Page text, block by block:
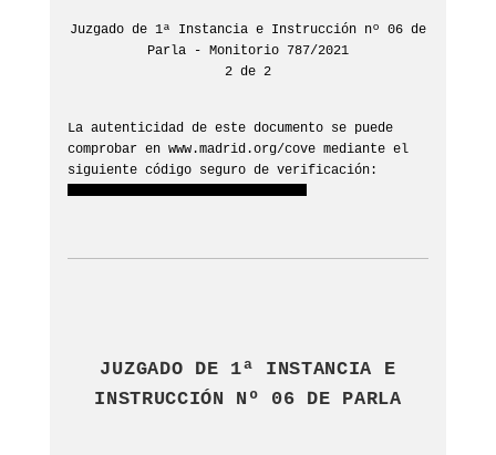
Juzgado de 1ª Instancia e Instrucción nº 06 de
Parla - Monitorio 787/2021
2 de 2
La autenticidad de este documento se puede
comprobar en www.madrid.org/cove mediante el
siguiente código seguro de verificación:
JUZGADO DE 1ª INSTANCIA E
INSTRUCCIÓN Nº 06 DE PARLA